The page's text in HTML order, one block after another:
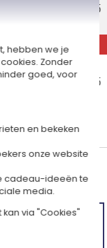
en de foto.
€ 9,95
€ 15,95
hebben we je
Zonder
goed, voor
en bekeken
onze website
cadeau-ideeën te
media.
via "Cookies"